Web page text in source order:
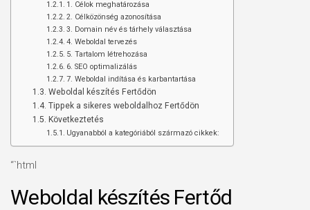
1. Célok meghatározása
2. Célközönség azonosítása
3. Domain név és tárhely választása
4. Weboldal tervezés
5. Tartalom létrehozása
6. SEO optimalizálás
7. Weboldal indítása és karbantartása
Weboldal készítés Fertődön
Tippek a sikeres weboldalhoz Fertődön
Következtetés
Ugyanabból a kategóriából származó cikkek:
“`html
Weboldal készítés Fertőd